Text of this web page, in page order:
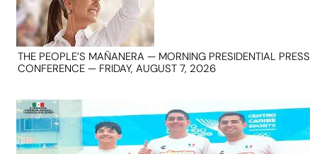
THE PEOPLE’S MAÑANERA — MORNING PRESIDENTIAL PRESS
CONFERENCE — FRIDAY, AUGUST 7, 2026